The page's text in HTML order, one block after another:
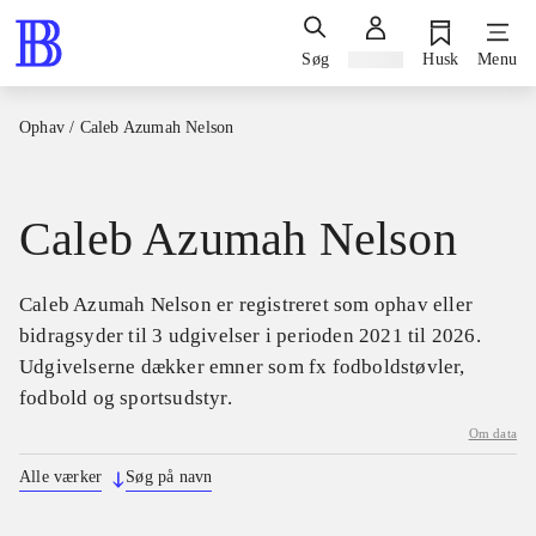
Søg Husk Menu
Ophav / Caleb Azumah Nelson
Caleb Azumah Nelson
Caleb Azumah Nelson er registreret som ophav eller
bidragsyder til 3 udgivelser i perioden 2021 til 2026.
Udgivelserne dækker emner som fx fodboldstøvler,
fodbold og sportsudstyr.
Om data
Alle værker Søg på navn